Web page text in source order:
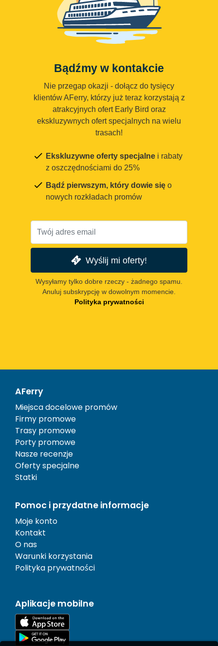
Bądźmy w kontakcie
Nie przegap okazji - dołącz do tysięcy
klientów AFerry, którzy już teraz korzystają z
atrakcyjnych ofert Early Bird oraz
ekskluzywnych ofert specjalnych na wielu
trasach!
Ekskluzywne oferty specjalne i rabaty
z oszczędnościami do 25%
Bądź pierwszym, który dowie się o
nowych rozkładach promów
Wyślij mi oferty!
Wysyłamy tylko dobre rzeczy - żadnego spamu.
Anuluj subskrypcję w dowolnym momencie.
Polityka prywatności
AFerry
Miejsca docelowe promów
Firmy promowe
Trasy promowe
Porty promowe
Nasze recenzje
Oferty specjalne
Statki
Pomoc i przydatne informacje
Moje konto
Kontakt
O nas
Warunki korzystania
Polityka prywatności
Aplikacje mobilne